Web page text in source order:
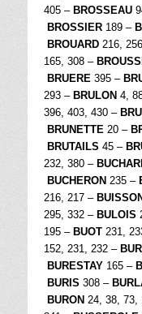
405 – BROSSEAU
BROSSIER 189 –
BROUARD 216,
165, 308 –
BRUERE 395 –
293 – BRULON 4,
396, 403, 430 –
BRUNETTE 20 –
BRUTAILS 45 –
232, 380 –
BUCHERON 235 –
216, 217 – BUISSON
295, 332 – BULOIS
195 – BUOT 231,
152, 231, 232 –
BURESTAY 165 –
BURIS 308 –
BURON 24, 38, 73,